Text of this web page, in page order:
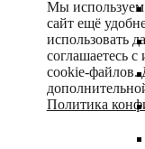
Мы используем
сайт ещё
использовать
соглашаетесь
cookie-файлов.
Политика